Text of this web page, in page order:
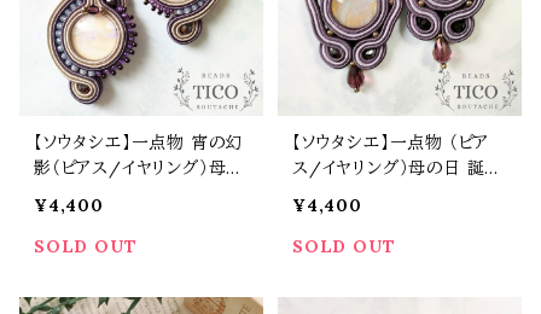
【ソウタシエ】一点物 宵の幻
影（ピアス/イヤリング）母の
¥4,400
SOLD OUT
【ソウタシエ】一点物 （ピア
ス/イヤリング）母の日 誕生
¥4,400
SOLD OUT